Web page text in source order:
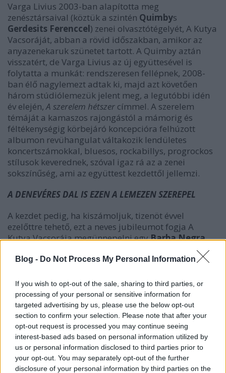
Blog - Do Not Process My Personal Information
If you wish to opt-out of the sale, sharing to third parties, or
processing of your personal or sensitive information for
targeted advertising by us, please use the below opt-out
section to confirm your selection. Please note that after your
opt-out request is processed you may continue seeing
interest-based ads based on personal information utilized by
us or personal information disclosed to third parties prior to
your opt-out. You may separately opt-out of the further
disclosure of your personal information by third parties on the
Varga Livius 2003-ban alapította meg
zenésztársaival (köztük a szintén Quimbys
Gerdesits Ferenccel) zenei olvasztótégelyét, A Kutya
Vacsoráját, abban a rövid időszakban, amikor az
anyazenekaruk szünetet tartott. A Quimby aztán
visszatért, de Varga Livius az új együttesével is
folytatta a munkát: rendszeresen fellépnek, 2008-
ban élő nagylemezt adtak ki, majd azt követően
három stúdiólemezük jelent meg, a legutóbbi idén
év elején,A szerelem hétszer címmel. A szerelem
témáját a kamaszos rajongástól a mámorig és
féltékenységig körbejáró koncepcióra felhúzott
albumon revühangulat váltakozik lendületes
koncertszámokkal, bluesos, rockabillys, progrockos
stílusok keverednek, szóval igaz rá az a zenei
sokszínűség, ami az együttest kezdettől jellemzi.
A DENEVÉRES DAL IS EZEN A LEMEZEN SZEREPEL
A kezdet pedig, ha kiszámoljuk, tizenöt évvel
ezelőttre tehető, ezt a neves jubileumot fogja A
Kutya Vacsorája megünnepelni egyBarba Negra
beharangozó humoros videóban, amely a zenekar és
telefonálja körbe ismerőseit, zenészkollégáit, hogy
nem jönnének-e el vendégeskedni a koncertre. Akik
aztán válogatott módokon hárítják el a felkérést.
Nem akarjuk az összes résztvevőt előre ellőni, de a
hívott felek közt szerepel a30Y-osBeck Zoliés
Marcell(Vad Fruttik) is, a legviccesebb kifogásokat
pedig Pásztor AnnaésMüller Péter Sziámi
vonultatja fel.